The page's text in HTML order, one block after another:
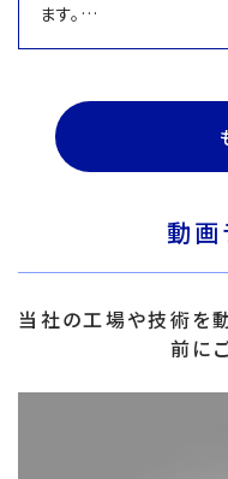
ます。…
動画
当社の工場や技術を
前に